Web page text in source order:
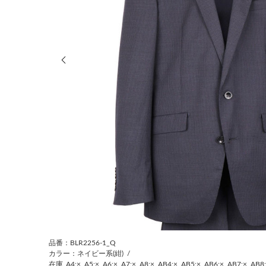
品番：BLR2256-1_Q
カラー：ネイビー系(紺) /
在庫 A4:× A5:× A6:× A7:× A8:× AB4:× AB5:× AB6:× AB7:×